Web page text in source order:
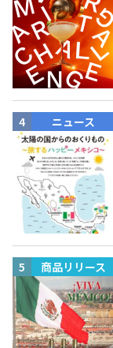
ニュース
商品リリース